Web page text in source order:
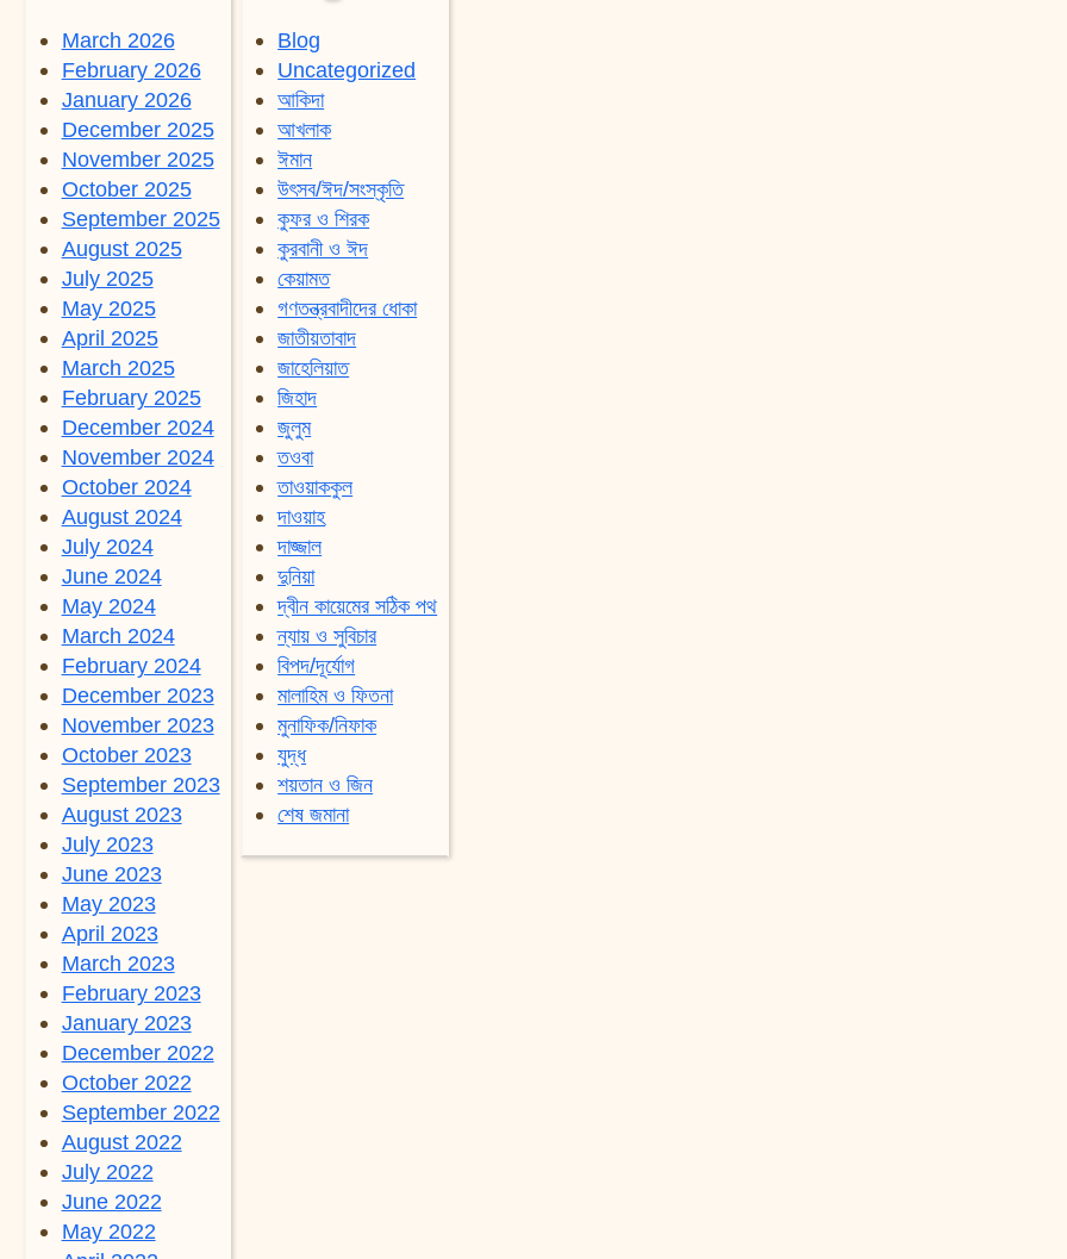
March 2026
February 2026
January 2026
December 2025
November 2025
October 2025
September 2025
August 2025
July 2025
May 2025
April 2025
March 2025
February 2025
December 2024
November 2024
October 2024
August 2024
July 2024
June 2024
May 2024
March 2024
February 2024
December 2023
November 2023
October 2023
September 2023
August 2023
July 2023
June 2023
May 2023
April 2023
March 2023
February 2023
January 2023
December 2022
October 2022
September 2022
August 2022
July 2022
June 2022
May 2022
Blog
Uncategorized
আকিদা
আখলাক
ঈমান
উৎসব/ঈদ/সংস্কৃতি
কুফর ও শিরক
কুরবানী ও ঈদ
কেয়ামত
গণতন্ত্রবাদীদের ধোকা
জাতীয়তাবাদ
জাহেলিয়াত
জিহাদ
জুলুম
তওবা
তাওয়াককুল
দাওয়াহ
দাজ্জাল
দুনিয়া
দ্বীন কায়েমের সঠিক পথ
ন্যায় ও সুবিচার
বিপদ/দূর্যোগ
মালাহিম ও ফিতনা
মুনাফিক/নিফাক
যুদ্ধ
শয়তান ও জিন
শেষ জমানা